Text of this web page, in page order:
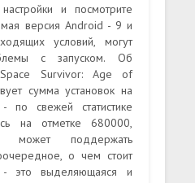
и посмотрите
версия Android - 9 и
условий, могут
с запуском. Об
Survivor: Age of
сумма установок на
по свежей статистике
на отметке 680000,
поддержать
о чем стоит
- это выделяющаяся и